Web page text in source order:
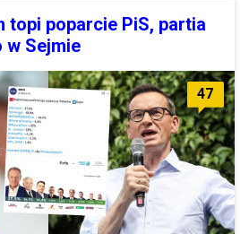
topi poparcie PiS, partia
w Sejmie
47